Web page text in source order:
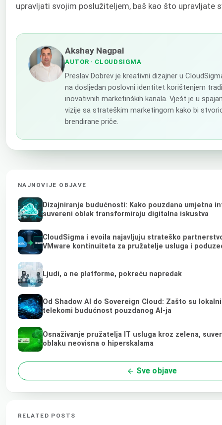
upravljati svojim poslužiteljem, baš kao što upravljate
Akshay Nagpal
AUTOR · CLOUDSIGMA
Preslav Dobrev je kreativni dizajner u
na dosljedan poslovni identitet korištenjem
inovativnih marketinških kanala. Vješt je u
vizije sa strateškim marketingom kako bi
brendirane priče.
NAJNOVIJE OBJAVE
Dizajniranje budućnosti: Kako pouzdana umjetna
suvereni oblak transformiraju digitalna iskustva
CloudSigma i evoila najavljuju strateško
VMware kontinuiteta za pružatelje usluga i
Ljudi, a ne platforme, pokreću napredak
Od Shadow AI do Sovereign Cloud: Zašto su
telekomi budućnost pouzdanog AI-ja
Osnaživanje pružatelja IT usluga kroz zelena,
oblaku neovisna o hiperskalama
Sve objave
RELATED POSTS